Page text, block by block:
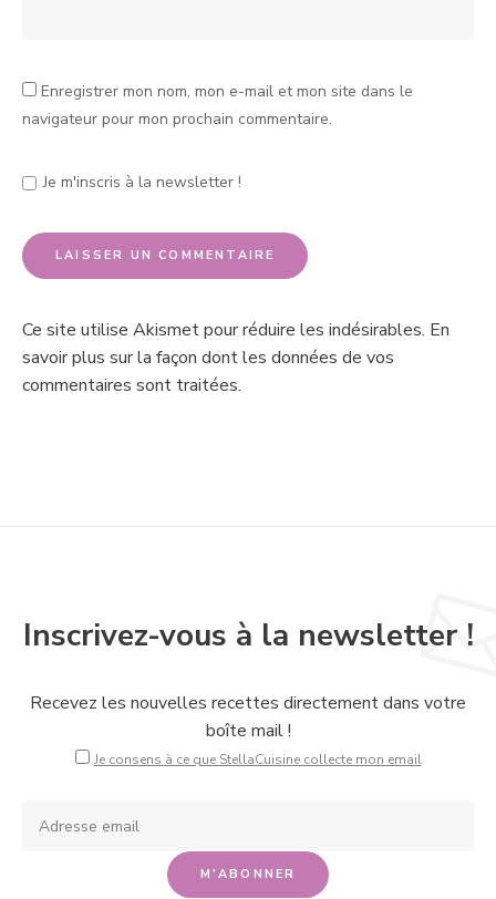
Enregistrer mon nom, mon e-mail et mon site dans le
navigateur pour mon prochain commentaire.
Je m'inscris à la newsletter !
Ce site utilise Akismet pour réduire les indésirables. En
savoir plus sur la façon dont les données de vos
commentaires sont traitées.
Inscrivez-vous à la newsletter !
Recevez les nouvelles recettes directement dans votre
boîte mail !
Je consens à ce que StellaCuisine collecte mon email